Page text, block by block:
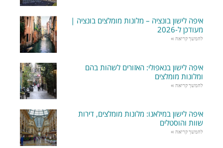
איפה לישון בונציה – מלונות מומלצים בונציה |
מעודכן ל-2026
להמשך קריאה »
איפה לישון בנאפולי: האזורים לשהות בהם
ומלונות מומלצים
להמשך קריאה »
איפה לישון במילאנו: מלונות מומלצים, דירות
שוות והוסטלים
להמשך קריאה »